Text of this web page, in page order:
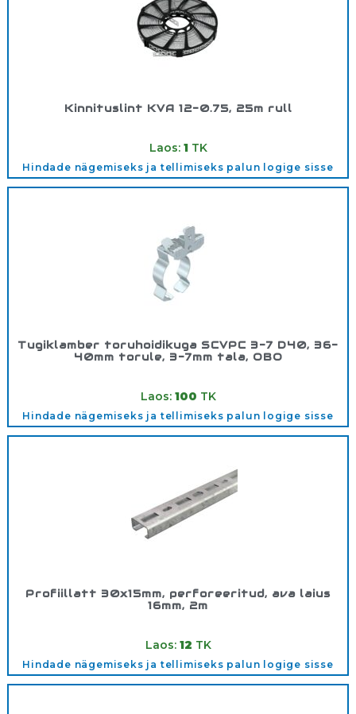
Kinnituslint KVA 12-0.75, 25m rull
Laos: 1TK
Hindade nägemiseks ja tellimiseks palun logige sisse
Tugiklamber toruhoidikuga SCVPC 3-7 D40, 36-
40mm torule, 3-7mm tala, OBO
Laos: 100 TK
Hindade nägemiseks ja tellimiseks palun logige sisse
Profiillatt 30x15mm, perforeeritud, ava laius
16mm, 2m
Laos: 12 TK
Hindade nägemiseks ja tellimiseks palun logige sisse